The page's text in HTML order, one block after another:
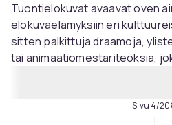
Tuontielokuvat avaavat oven
elokuvaelämyksiin eri
sitten palkittuja draamoja,
tai animaatiomestariteoksia,
Sivu 4/